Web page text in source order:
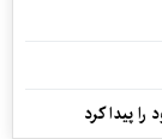
پیدا کرد